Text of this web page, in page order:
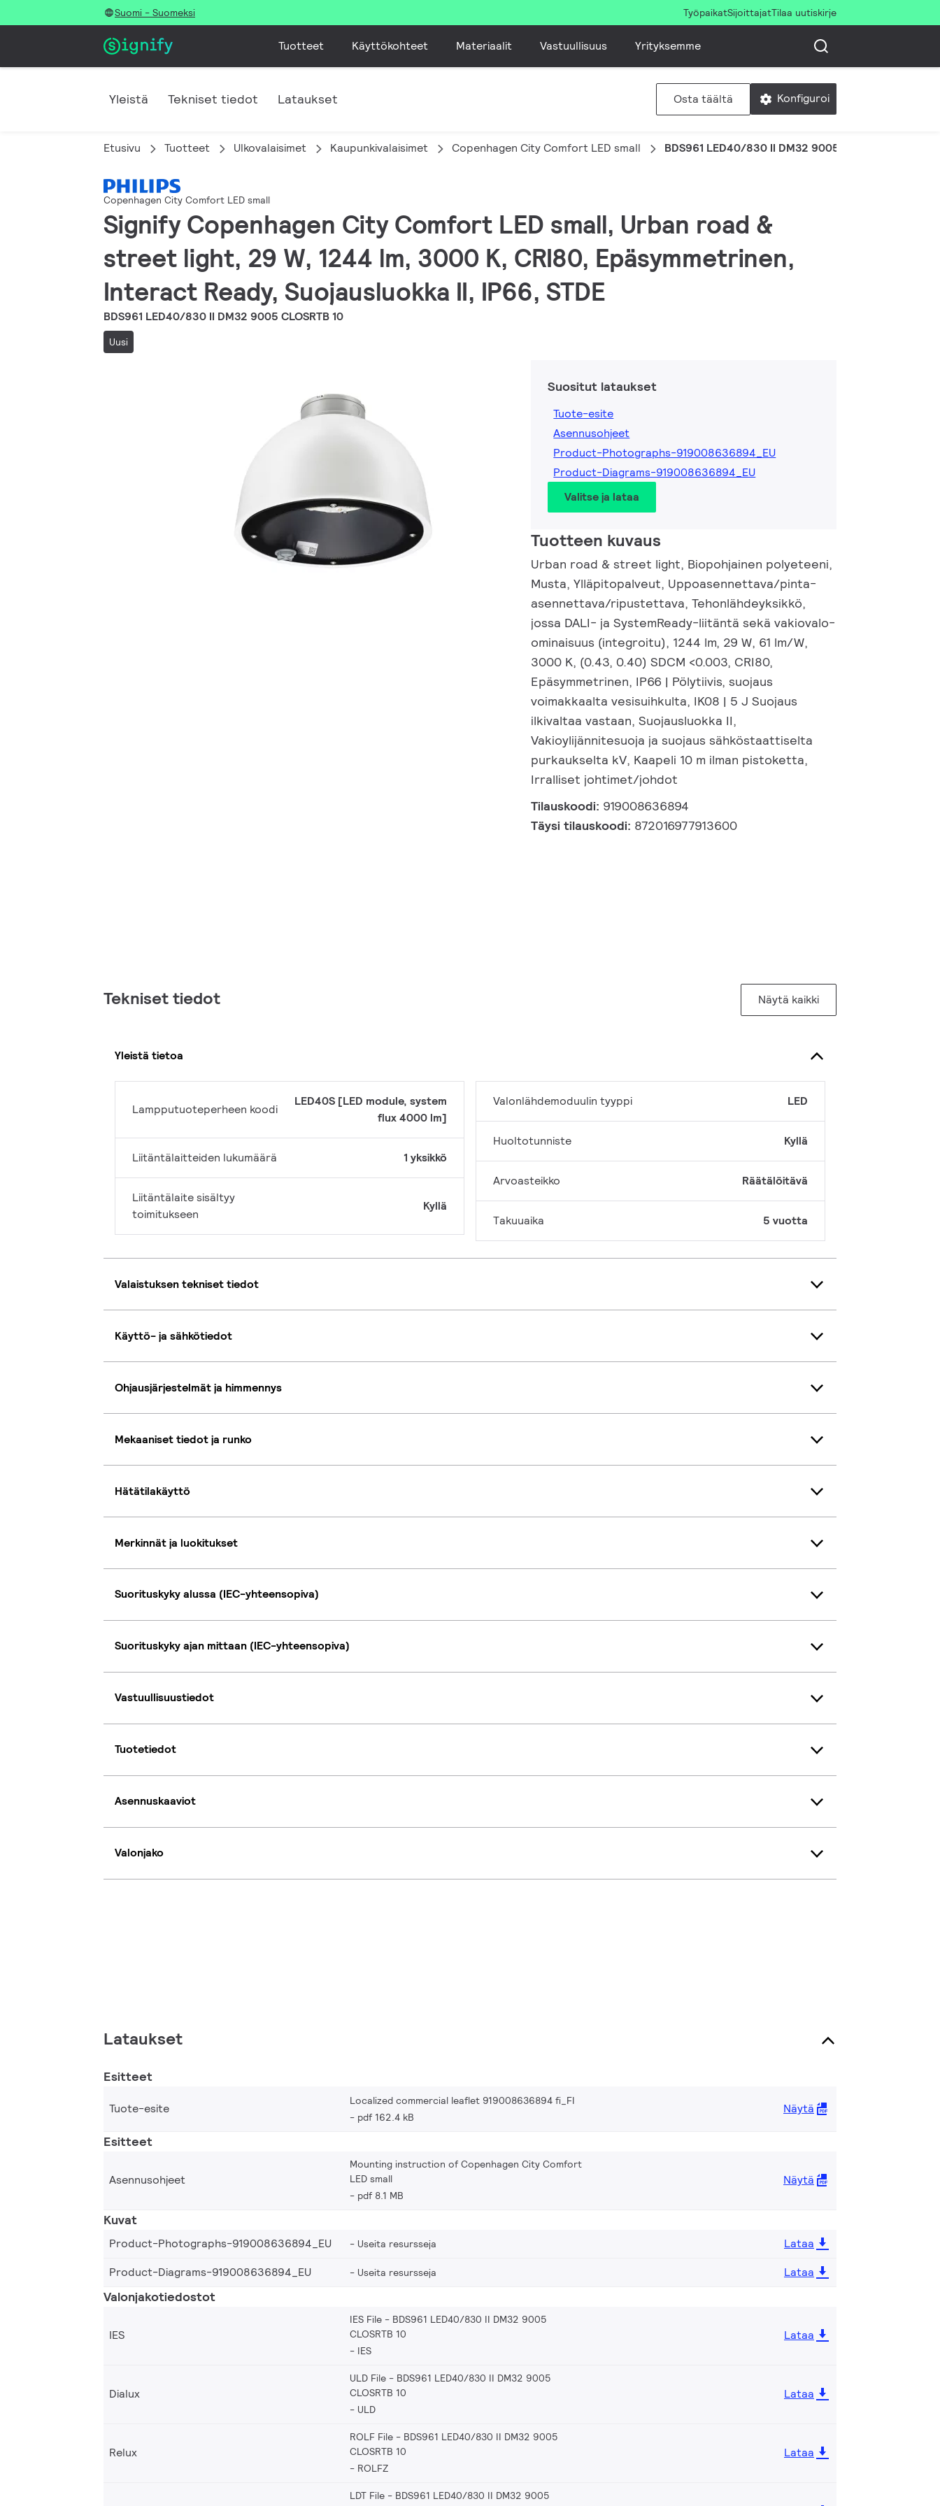
Suomi - Suomeksi TyöpaikatSijoittajatTilaa uutiskirje
Tuotteet Käyttökohteet Materiaalit Vastuullisuus Yrityksemme
Yleistä Tekniset tiedot Lataukset Osta täältä Konfiguroi
Etusivu Tuotteet Ulkovalaisimet Kaupunkivalaisimet Copenhagen City Comfort LED small BDS961 LED40/830 II DM32 9005 CLOSRTB 10
Copenhagen City Comfort LED small
Signify Copenhagen City Comfort LED small, Urban road &
street light, 29 W, 1244 lm, 3000 K, CRI80, Epäsymmetrinen,
Interact Ready, Suojausluokka II, IP66, STDE
BDS961 LED40/830 II DM32 9005 CLOSRTB 10
Uusi
Suositut lataukset
Tuote-esite
Asennusohjeet
Product-Photographs-919008636894_EU
Product-Diagrams-919008636894_EU
Valitse ja lataa
Tuotteen kuvaus
Urban road & street light, Biopohjainen polyeteeni,
Musta, Ylläpitopalveut, Uppoasennettava/pinta-
asennettava/ripustettava, Tehonlähdeyksikkö,
jossa DALI- ja SystemReady-liitäntä sekä vakiovalo-
ominaisuus (integroitu), 1244 lm, 29 W, 61 lm/W,
3000 K, (0.43, 0.40) SDCM <0.003, CRI80,
Epäsymmetrinen, IP66 | Pölytiivis, suojaus
voimakkaalta vesisuihkulta, IK08 | 5 J Suojaus
ilkivaltaa vastaan, Suojausluokka II,
Vakioylijännitesuoja ja suojaus sähköstaattiselta
purkaukselta kV, Kaapeli 10 m ilman pistoketta,
Irralliset johtimet/johdot
Tilauskoodi: 919008636894
Täysi tilauskoodi: 872016977913600
Tekniset tiedot Näytä kaikki
Yleistä tietoa
Lampputuoteperheen koodi
LED40S [LED module, system
flux 4000 lm]
Liitäntälaitteiden lukumäärä 1 yksikkö
Liitäntälaite sisältyy
toimitukseen
Kyllä
Valonlähdemoduulin tyyppi LED
Huoltotunniste Kyllä
Arvoasteikko Räätälöitävä
Takuuaika 5 vuotta
Valaistuksen tekniset tiedot
Käyttö- ja sähkötiedot
Ohjausjärjestelmät ja himmennys
Mekaaniset tiedot ja runko
Hätätilakäyttö
Merkinnät ja luokitukset
Suorituskyky alussa (IEC-yhteensopiva)
Suorituskyky ajan mittaan (IEC-yhteensopiva)
Vastuullisuustiedot
Tuotetiedot
Asennuskaaviot
Valonjako
Lataukset
Esitteet
Tuote-esite
Localized commercial leaflet 919008636894 fi_FI
pdf 162.4 kB
Näytä
Esitteet
Asennusohjeet
Mounting instruction of Copenhagen City Comfort
LED small
pdf 8.1 MB
Näytä
Kuvat
Product-Photographs-919008636894_EU Useita resursseja
Lataa
Product-Diagrams-919008636894_EU
Useita resursseja Lataa
Valonjakotiedostot
IES
IES File - BDS961 LED40/830 II DM32 9005
CLOSRTB 10
IES
Lataa
Dialux
ULD File - BDS961 LED40/830 II DM32 9005
CLOSRTB 10
ULD
Lataa
Relux
ROLF File - BDS961 LED40/830 II DM32 9005
CLOSRTB 10
ROLFZ
Lataa
LDT File - BDS961 LED40/830 II DM32 9005